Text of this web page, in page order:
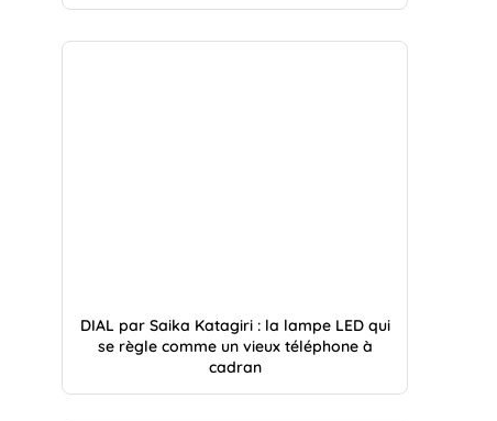
DIAL par Saika Katagiri : la lampe LED qui
se règle comme un vieux téléphone à
cadran